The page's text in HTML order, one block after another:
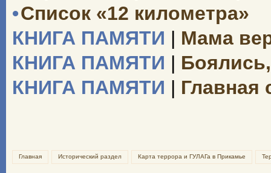
•Список «12 километра»
КНИГА ПАМЯТИ | Мама
КНИГА ПАМЯТИ |
КНИГА ПАМЯТИ | Главная
Главная Исторический раздел Карта террора и ГУЛАГа в Прикамье